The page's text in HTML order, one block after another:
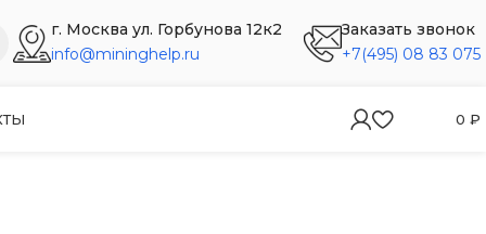
г. Москва ул. Горбунова 12к2
info@mininghelp.ru
Заказать звонок
+7(495) 08 83 075
0 ₽